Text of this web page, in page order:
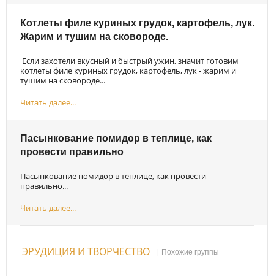
Котлеты филе куриных грудок, картофель, лук.
Жарим и тушим на сковороде.
Если захотели вкусный и быстрый ужин, значит готовим
котлеты филе куриных грудок, картофель, лук - жарим и
тушим на сковороде...
Читать далее...
Пасынкование помидор в теплице, как
провести правильно
Пасынкование помидор в теплице, как провести
правильно...
Читать далее...
ЭРУДИЦИЯ И ТВОРЧЕСТВО | Похожие группы